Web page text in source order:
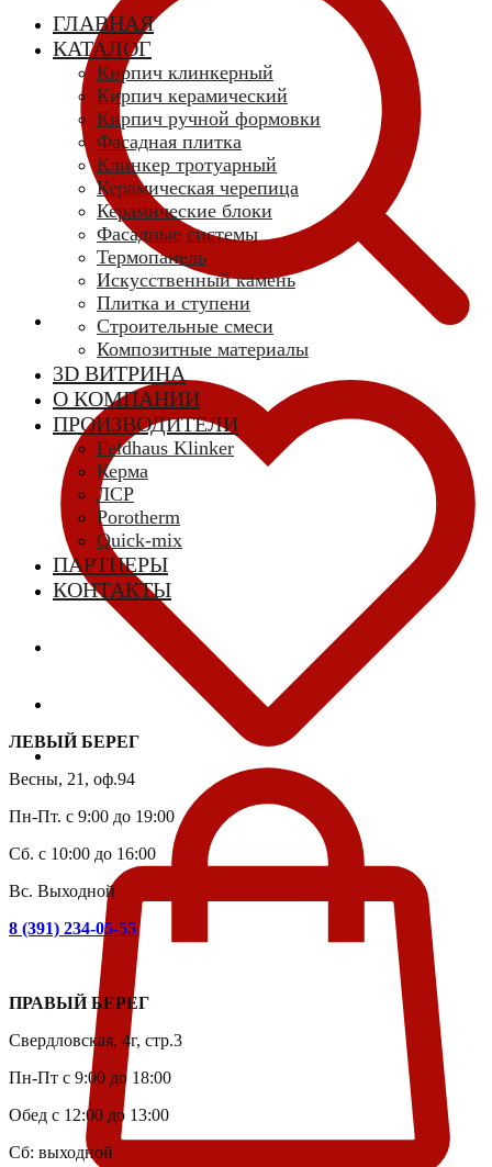
ГЛАВНАЯ
КАТАЛОГ
Кирпич клинкерный
Кирпич керамический
Кирпич ручной формовки
Фасадная плитка
Клинкер тротуарный
Керамическая черепица
Керамические блоки
Фасадные системы
Термопанель
Искусственный камень
Плитка и ступени
Строительные смеси
Композитные материалы
3D ВИТРИНА
О КОМПАНИИ
ПРОИЗВОДИТЕЛИ
Feldhaus Klinker
Керма
ЛСР
Porotherm
Quick-mix
ПАРТНЕРЫ
КОНТАКТЫ
ЛЕВЫЙ БЕРЕГ
Весны, 21, оф.94
Пн-Пт. с 9:00 до 19:00
Сб. с 10:00 до 16:00
Вс. Выходной
8 (391) 234-05-55
ПРАВЫЙ БЕРЕГ
Свердловская, 4г, стр.3
Пн-Пт с 9:00 до 18:00
Обед с 12:00 до 13:00
Сб: выходной